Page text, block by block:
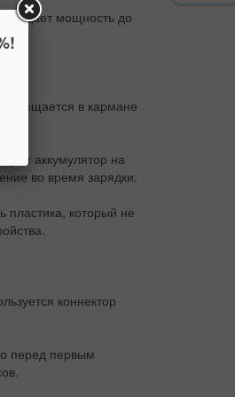
выдает мощность до
в кармане
аккумулятор на
во время зарядки.
пластика, который не
коннектор
перед первым